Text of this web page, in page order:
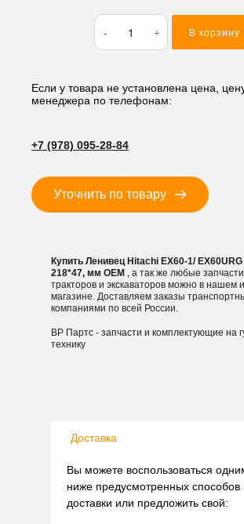
Количество
товара
Ленивец
EX60-
1/
болта
В корзину
Если у товара не установлена цена,
менеджера по телефонам:
+7 (978) 095-28-84
Уточнить по товару
Купить Ленивец Hitachi EX60-1/
218*47, мм OEM , а так же любые
тракторов и экскаваторов можно в нашем
магазине. Доставляем заказы
компаниями по всей России.
ВР Партс - запчасти и комплектующие на
технику
Доставка
Вы можете воспользоваться
ниже предусмотренных способов
доставки или предложить свой: